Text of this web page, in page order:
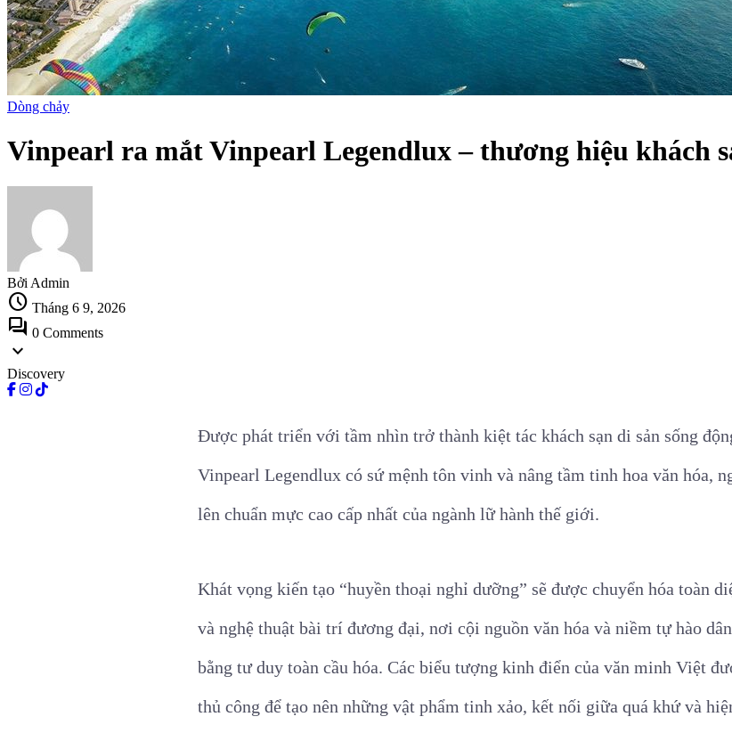
Dòng chảy
Vinpearl ra mắt Vinpearl Legendlux – thương hiệu khách
Bởi Admin
schedule Tháng 6 9, 2026
forum 0 Comments
expand_more
Discovery
Được phát triển với tầm nhìn trở thành kiệt tác khách sạn di sản sống
Vinpearl Legendlux có sứ mệnh tôn vinh và nâng tầm tinh hoa văn hóa,
lên chuẩn mực cao cấp nhất của ngành lữ hành thế giới.
Khát vọng kiến tạo “huyền thoại nghỉ dưỡng” sẽ được chuyển hóa toàn
và nghệ thuật bài trí đương đại, nơi cội nguồn văn hóa và niềm tự hào
bằng tư duy toàn cầu hóa. Các biểu tượng kinh điển của văn minh Việt
thủ công để tạo nên những vật phẩm tinh xảo, kết nối giữa quá khứ và